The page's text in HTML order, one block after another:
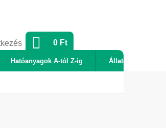
KOSÁR
0 Ft
Hatóanyagok A-tól Z-ig Állatok